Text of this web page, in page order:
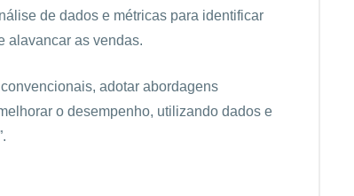
de dados e métricas para identificar
alavancar as vendas.
adotar abordagens
o desempenho, utilizando dados e